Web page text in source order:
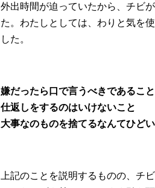
外出時間が迫っていたから、チビ
た。わたしとしては、わりと気を
した。
嫌だったら口で言うべきであること
仕返しをするのはいけないこと
大事なのものを捨てるなんてひど
上記のことを説明するものの、チ